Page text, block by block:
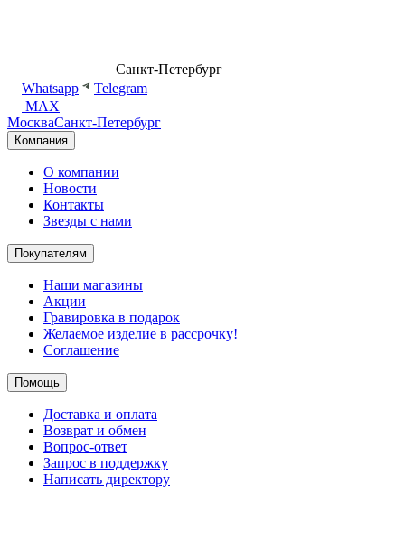
Санкт-Петербург
Whatsapp
Telegram
MAX
МоскваСанкт-Петербург
Компания
О компании
Новости
Контакты
Звезды с нами
Покупателям
Наши магазины
Акции
Гравировка в подарок
Желаемое изделие в рассрочку!
Соглашение
Помощь
Доставка и оплата
Возврат и обмен
Вопрос-ответ
Запрос в поддержку
Написать директору